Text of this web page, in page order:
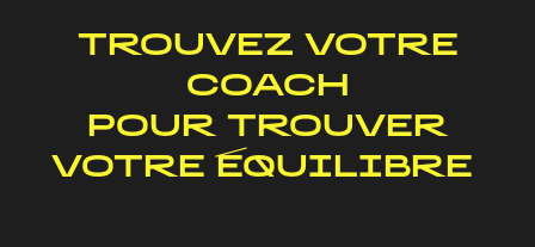
TROUVEZ VOTRE
COACH
POUR TROUVER
VOTRE ÉQUILIBRE